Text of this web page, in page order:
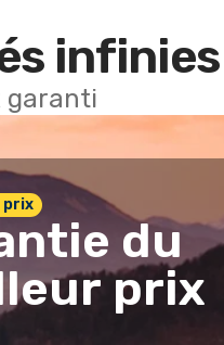
infinies
garanti
prix
du
prix